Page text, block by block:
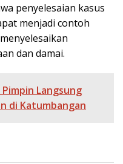
penyelesaian kasus
menjadi contoh
dan damai.
Langsung
di Katumbangan